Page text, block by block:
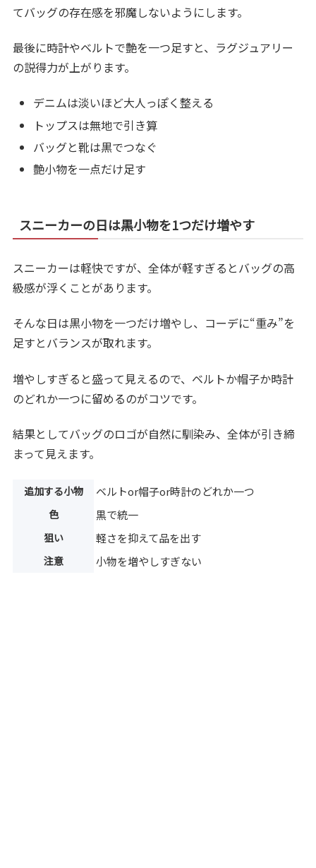
てバッグの存在感を邪魔しないようにします。
最後に時計やベルトで艶を一つ足すと、ラグジュアリー
の説得力が上がります。
デニムは淡いほど大人っぽく整える
トップスは無地で引き算
バッグと靴は黒でつなぐ
艶小物を一点だけ足す
スニーカーの日は黒小物を1つだけ増やす
スニーカーは軽快ですが、全体が軽すぎるとバッグの高
級感が浮くことがあります。
そんな日は黒小物を一つだけ増やし、コーデに“重み”を
足すとバランスが取れます。
増やしすぎると盛って見えるので、ベルトか帽子か時計
のどれか一つに留めるのがコツです。
結果としてバッグのロゴが自然に馴染み、全体が引き締
まって見えます。
追加する小物 ベルトor帽子or時計のどれか一つ
色 黒で統一
狙い 軽さを抑えて品を出す
注意 小物を増やしすぎない